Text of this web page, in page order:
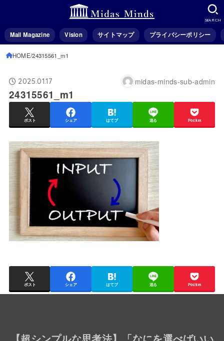
Mail Magazine Vision サイトマップ プライバシーポリシー
SEARCH
HOME 24315561_m1
2025.01.17 midas-minds-sub-admin
24315561_m1
ポスト シェア はてブ 送る Pocket
ポスト シェア はてブ 送る Pocket